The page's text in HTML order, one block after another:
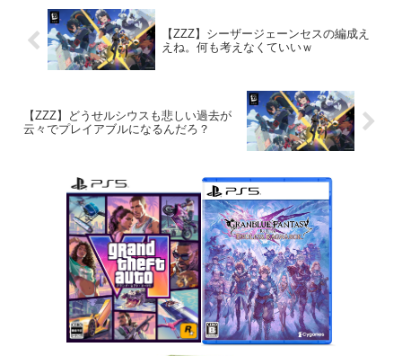
【ZZZ】シーザージェーンセスの編成え
えね。何も考えなくていいｗ
【ZZZ】どうせルシウスも悲しい過去が
云々でプレイアブルになるんだろ？